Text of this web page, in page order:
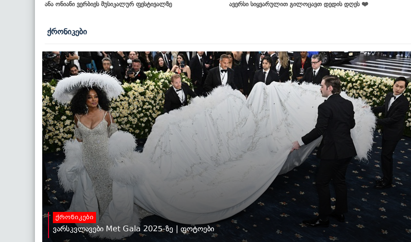
ანა ონიანი ვერბიეს მუსიკალურ ფესტივალზე ავერსი სიყვარულით გილოცავთ დედის დღეს ❤️
ქრონიკები
ქრონიკები
ვარსკვლავები Met Gala 2025-ზე | ფოტოები